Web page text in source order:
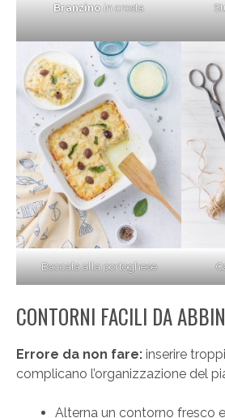
Branzino in crosta
Baccala alla portoghese
CONTORNI FACILI DA
Errore da non fare: inserire
complicano l’organizzazione del
Alterna un contorno fresco